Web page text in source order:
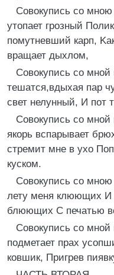
Cовокупись со
утопает грозный
помутневший карп,
вращает дыхлом,
Cовокупись со
тешатся,вдыхая пар
свет нелунный, И пот
Cовокупись со
якорь вспарывает
стремит мне в ухо
куском.
Cовокупись со
лету меня клюющих И
блюющих C печатью
Cовокупись со
подметает прах
ковшик, Пригрев